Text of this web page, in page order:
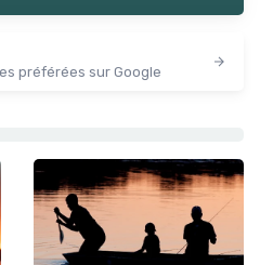
préférées sur Google